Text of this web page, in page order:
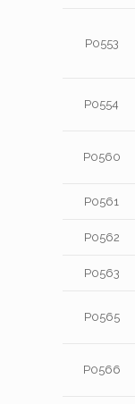
P0553
P0554
P0560
P0561
P0562
P0563
P0565
P0566